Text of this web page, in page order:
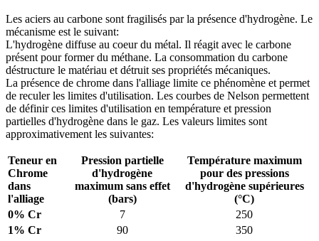
Les aciers au carbone sont fragilisés par la présence d'hydrogène. Le
mécanisme est le suivant:
L'hydrogène diffuse au coeur du métal. Il réagit avec le carbone
présent pour former du méthane. La consommation du carbone
déstructure le matériau et détruit ses propriétés mécaniques.
La présence de chrome dans l'alliage limite ce phénomène et permet
de reculer les limites d'utilisation. Les courbes de Nelson permettent
de définir ces limites d'utilisation en température et pression
partielles d'hydrogène dans le gaz. Les valeurs limites sont
approximativement les suivantes:
Teneur en
Chrome
dans
l'alliage
Pression partielle
d'hydrogène
maximum sans effet
(bars)
Température maximum
pour des pressions
d'hydrogène supérieures
(°C)
0% Cr
7
250
1% Cr
90
350